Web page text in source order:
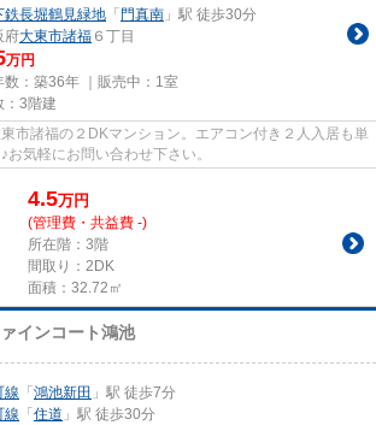
鉄長堀鶴見緑地 「 門真南 」駅 徒歩30分
府大東市諸福 ６丁目
万円
数：築36年 ｜販売中： 1室
：3階建
東市諸福の２DKマンション。エアコン付き２人入居も単
気軽にお問い合わせ下さい。
4.5万円
(管理費・共益費 -)
所在階：3階
間取り：2DK
面積：32.72㎡
インコート鴻池
線 「 鴻池新田 」駅 徒歩7分
線 「 住道 」駅 徒歩30分